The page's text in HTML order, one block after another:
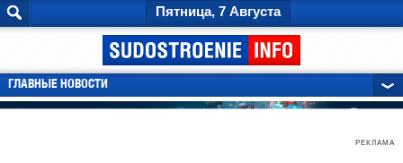
Пятница, 7 Августа
ГЛАВНЫЕ НОВОСТИ
РЕКЛАМА